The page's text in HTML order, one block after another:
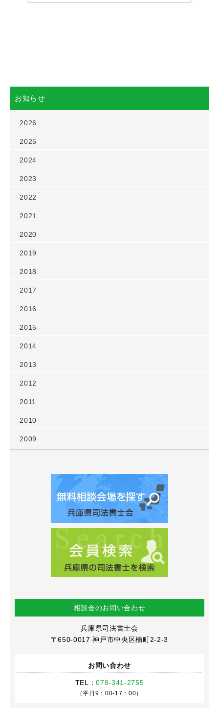
お知らせ
2026
2025
2024
2023
2022
2021
2020
2019
2018
2017
2016
2015
2014
2013
2012
2011
2010
2009
相談会のお問い合わせ
兵庫県司法書士会
〒650-0017 神戸市中央区楠町2-2-3
お問い合わせ
TEL：078-341-2755
（平日9：00-17：00）